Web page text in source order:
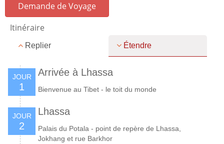
Demande de Voyage
Itinéraire
Replier Étendre
JOUR
1
Arrivée à Lhassa
Bienvenue au Tibet - le toit du monde
JOUR
2
Lhassa
Palais du Potala - point de repère de Lhassa,
Jokhang et rue Barkhor